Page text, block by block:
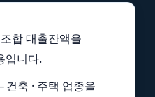
합 대출잔액을
입니다.
축 · 주택 업종을